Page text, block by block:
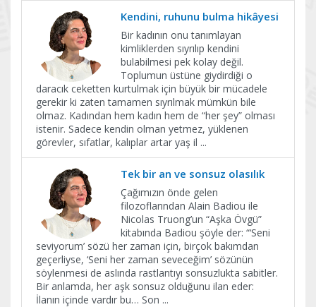
Kendini, ruhunu bulma hikâyesi
Bir kadının onu tanımlayan
kimliklerden sıyrılıp kendini
bulabilmesi pek kolay değil.
Toplumun üstüne giydirdiği o
daracık ceketten kurtulmak için büyük bir mücadele
gerekir ki zaten tamamen sıyrılmak mümkün bile
olmaz. Kadından hem kadın hem de “her şey” olması
istenir. Sadece kendin olman yetmez, yüklenen
görevler, sıfatlar, kalıplar artar yaş il ...
Tek bir an ve sonsuz olasılık
Çağımızın önde gelen
filozoflarından Alain Badiou ile
Nicolas Truong’un “Aşka Övgü”
kitabında Badiou şöyle der: “‘Seni
seviyorum’ sözü her zaman için, birçok bakımdan
geçerliyse, ‘Seni her zaman seveceğim’ sözünün
söylenmesi de aslında rastlantıyı sonsuzlukta sabitler.
Bir anlamda, her aşk sonsuz olduğunu ilan eder:
İlanın içinde vardır bu… Son ...